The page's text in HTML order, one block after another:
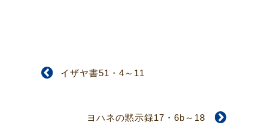
イザヤ書51・4～11
ヨハネの黙示録17・6b～18